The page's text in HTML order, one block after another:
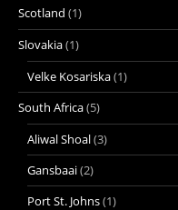
Scotland (1)
Slovakia(1)
Velke Kosariska(1)
South Africa(5)
Aliwal Shoal(3)
Gansbaai(2)
Port St. Johns(1)